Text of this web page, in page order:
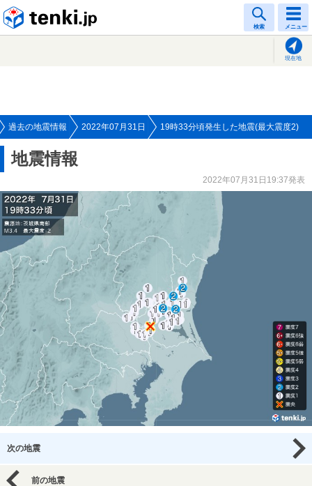
検索 メニュー
現在地
過去の地震情報 2022年07月31日 19時33分頃発生した地震(最大震度2)
地震情報
2022年07月31日19:37発表
次の地震
前の地震